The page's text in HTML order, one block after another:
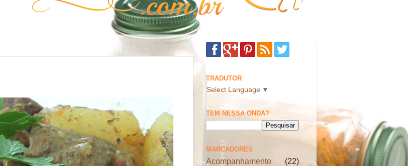
TRADUTOR
Select Language ▼
TEM NESSA ONDA?
MARCADORES
Acompanhamento (22)